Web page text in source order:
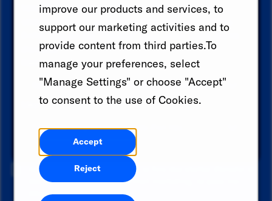
improve our products and services, to
support our marketing activities and to
provide content from third parties.To
manage your preferences, select
"Manage Settings" or choose "Accept"
to consent to the use of Cookies.
Accept
Reject
liste des suggestions. Recherchez un lieu et
sélectionnez-en un dans la liste des suggestions.
Enfin, cliquez sur "Ajouter" pour créer votre alerte
d'emploi.
Catégorie
Ajouter
Je consentement à recevoir à la fois des alertes d'emploi et
des communications par e-mail marketing. Je peux me
désinscrire à tout moment.